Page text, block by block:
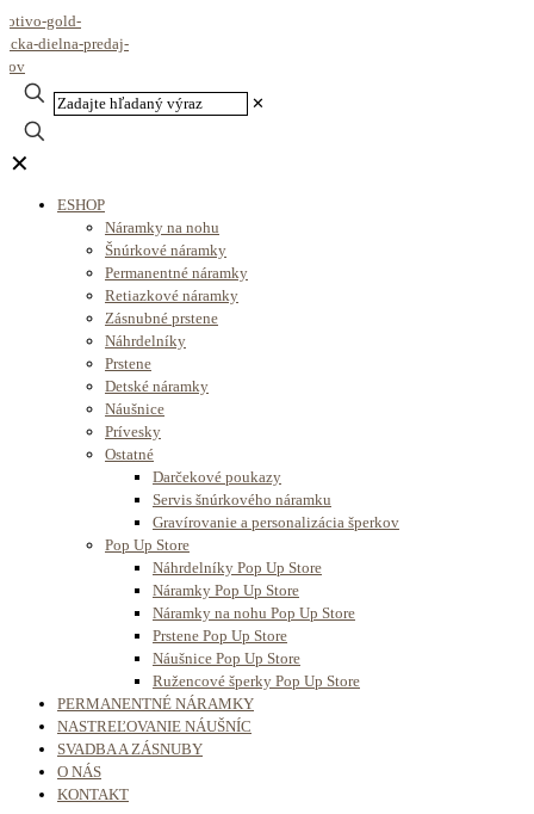
✕
✕
ESHOP
Náramky na nohu
Šnúrkové náramky
Permanentné náramky
Retiazkové náramky
Zásnubné prstene
Náhrdelníky
Prstene
Detské náramky
Náušnice
Prívesky
Ostatné
Darčekové poukazy
Servis šnúrkového náramku
Gravírovanie a personalizácia šperkov
Pop Up Store
Náhrdelníky Pop Up Store
Náramky Pop Up Store
Náramky na nohu Pop Up Store
Prstene Pop Up Store
Náušnice Pop Up Store
Ružencové šperky Pop Up Store
PERMANENTNÉ NÁRAMKY
NASTREĽOVANIE NÁUŠNÍC
SVADBA A ZÁSNUBY
O NÁS
KONTAKT